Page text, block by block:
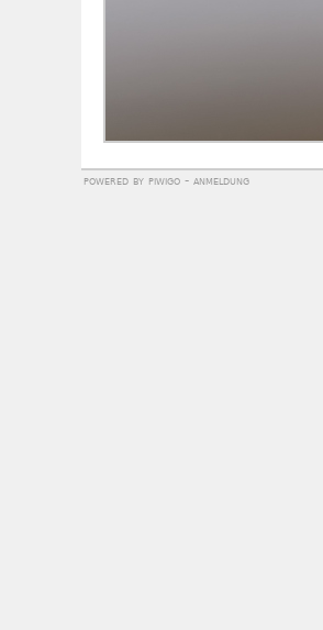
powered by piwigo- anmeldung